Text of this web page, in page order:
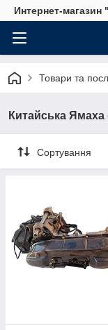
Интернет-магазин
Товари та
Китайська Ямаха
Сортування